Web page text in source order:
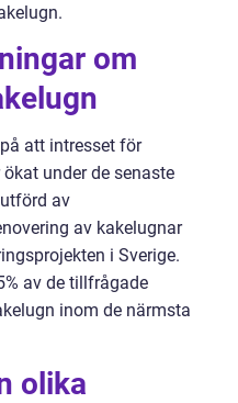
om
att intresset för
under de senaste
av
av kakelugnar
i Sverige.
av de tillfrågade
inom de närmsta
olika